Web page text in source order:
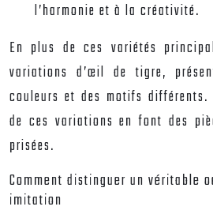
l’harmonie et à la créativité.
En plus de ces variétés
variations d’œil de tigre,
couleurs et des motifs
de ces variations en font des
prisées.
Comment distinguer un véritable
imitation